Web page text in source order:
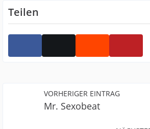
Teilen
VORHERIGER EINTRAG
Mr. Sexobeat